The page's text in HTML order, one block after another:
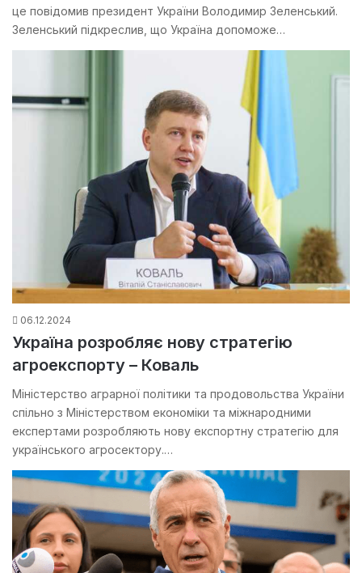
це повідомив президент України Володимир Зеленський.
Зеленський підкреслив, що Україна допоможе…
06.12.2024
Україна розробляє нову стратегію
агроекспорту – Коваль
Міністерство аграрної політики та продовольства України
спільно з Міністерством економіки та міжнародними
експертами розробляють нову експортну стратегію для
українського агросектору.…